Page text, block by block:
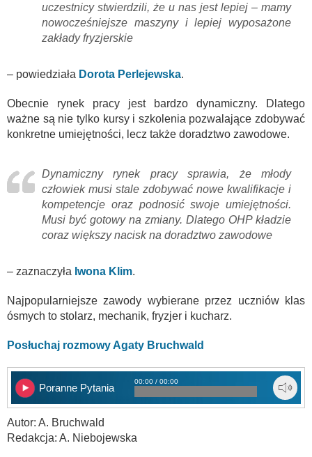
uczestnicy stwierdzili, że u nas jest lepiej – mamy
nowocześniejsze maszyny i lepiej wyposażone
zakłady fryzjerskie
– powiedziała Dorota Perlejewska.
Obecnie rynek pracy jest bardzo dynamiczny. Dlatego
ważne są nie tylko kursy i szkolenia pozwalające zdobywać
konkretne umiejętności, lecz także doradztwo zawodowe.
Dynamiczny rynek pracy sprawia, że młody
człowiek musi stale zdobywać nowe kwalifikacje i
kompetencje oraz podnosić swoje umiejętności.
Musi być gotowy na zmiany. Dlatego OHP kładzie
coraz większy nacisk na doradztwo zawodowe
– zaznaczyła Iwona Klim.
Najpopularniejsze zawody wybierane przez uczniów klas
ósmych to stolarz, mechanik, fryzjer i kucharz.
Posłuchaj rozmowy Agaty Bruchwald
Poranne Pytania
00:00 / 00:00
Autor: A. Bruchwald
Redakcja: A. Niebojewska